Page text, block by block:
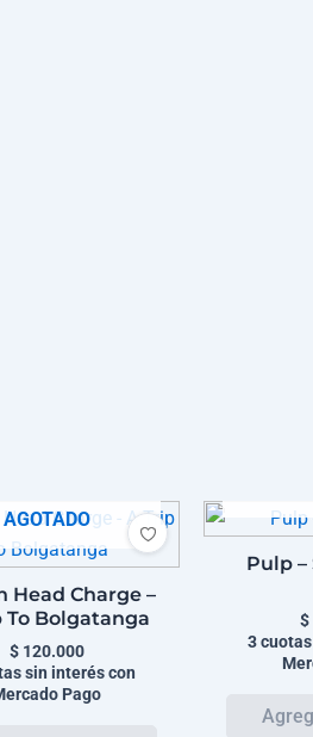
AGOTADO
Head Charge –
To Bolgatanga
$120.000
sin interés con
Pago
Pulp –
$
3